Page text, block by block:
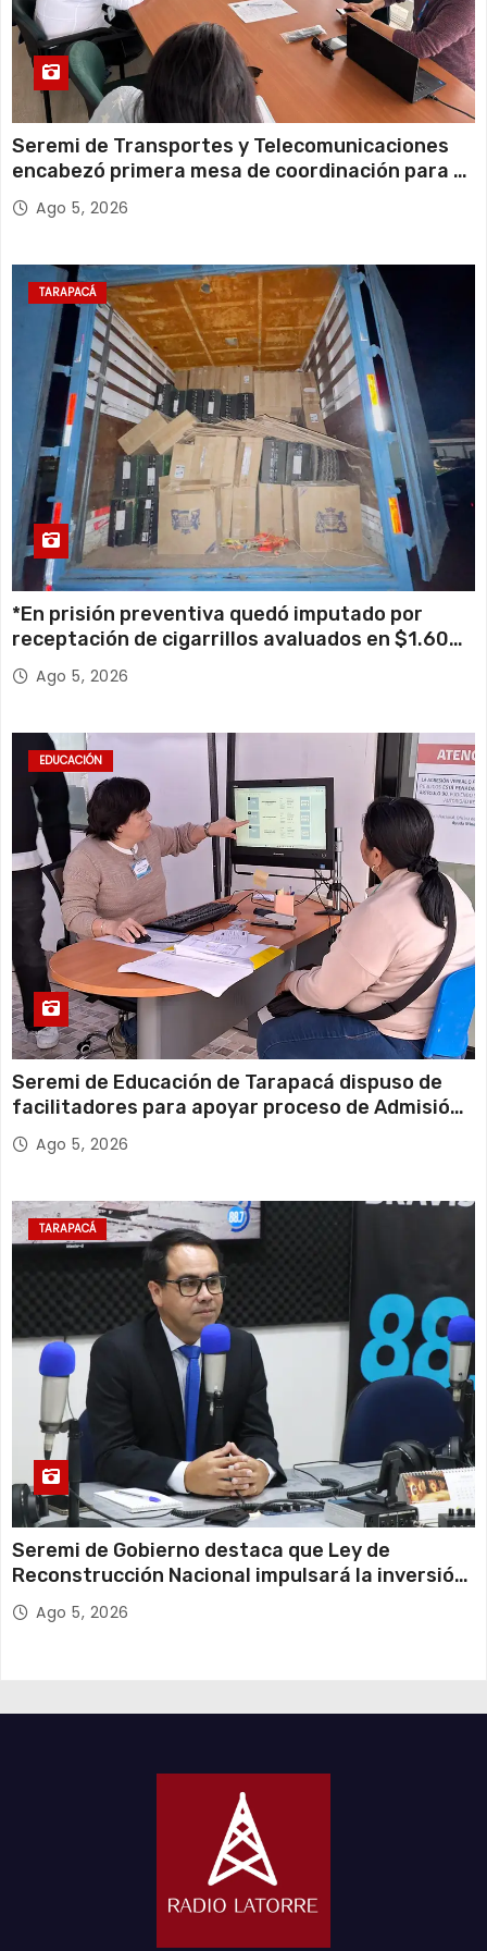
Seremi de Transportes y Telecomunicaciones
encabezó primera mesa de coordinación para el
retiro de cables en desuso en Iquique
Ago 5, 2026
TARAPACÁ
*En prisión preventiva quedó imputado por
receptación de cigarrillos avaluados en $1.600
millones*
Ago 5, 2026
EDUCACIÓN
Seremi de Educación de Tarapacá dispuso de
facilitadores para apoyar proceso de Admisión
Escolar 2027
Ago 5, 2026
TARAPACÁ
Seremi de Gobierno destaca que Ley de
Reconstrucción Nacional impulsará la inversión
y el empleo en Tarapacá
Ago 5, 2026